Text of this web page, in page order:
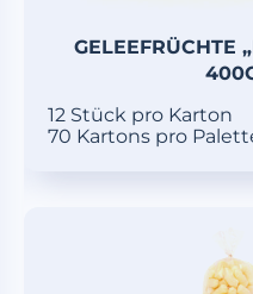
GELEEFRÜCHTE
12 Stück pro Karton
70 Kartons pro